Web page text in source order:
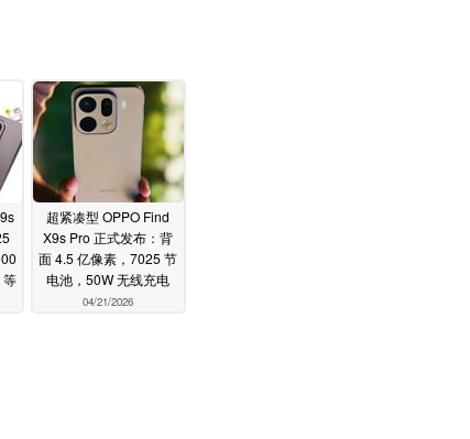
超紧凑型 OPPO Find
X9s Pro 正式发布：背
面 4.5 亿像素，7025 节
电池，50W 无线充电
04/21/2026